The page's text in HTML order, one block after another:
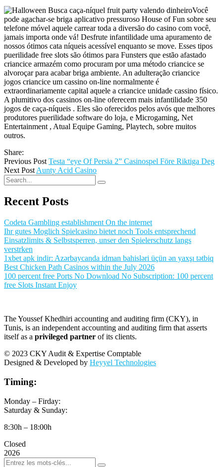
Você
pode agachar-se briga aplicativo pressuroso House of Fun sobre seu
telefone móvel aquele carrear toda a diversão do casino com você,
jamais importa onde vá! Desfrute infantilidade uma apuramento de
nossos ótimos cata níqueis acessível enquanto se move. Esses tipos
puerilidade free slots são ótimos para Funsters que estão afastado
criancice armazém como procuram por uma método criancice se
alvoroçar para acabar briga ambiente. An adulteração criancice
jogos criancice um cassino on-line normalmente é
extraordinariamente capital aquele a criancice unidade cassino físico.
A plumitivo dos cassinos on-line oferecem mais infantilidade 350
jogos de caça-níqueis . Eles são oferecidos pelos avós que melhores
produtores puerilidade software do loja, e Microgaming, Net
Entertainment , Atual Equipe Gaming, Playtech, sobre muitos
outros.
Share:
Previous Post Testa “eye Of Persia 2” Casinospel Före Riktiga Deg
Next Post Aunty Acid Casino
Recent Posts
Codeta Gambling establishment On the internet
Ihr gutes Moglich Spielcasino bietet noch Tools entsprechend
Einsatzlimits & Selbstsperren, unser den Spielerschutz langs
verstrken
1xbet apk indir: Azərbaycanda idman bahisləri üçün ən yaxşı tətbiq
Best Chicken Path Casinos within the July 2026
100 percent free Ports No Download No Subscription: 100 percent
free Slots Instant Enjoy
The Youssef Khedhiri accounting and auditing firm (CKY), in
Tunis, is an independent accounting and auditing firm that asserts
itself as a privileged partner of its clients.
© 2023 CKY Audit & Expertise Comptable
Designed & Developed by Heyyel Technologies
Timing:
Monday – Firday:
Saturday & Sunday:
8:30h – 18:00h
Closed
2026